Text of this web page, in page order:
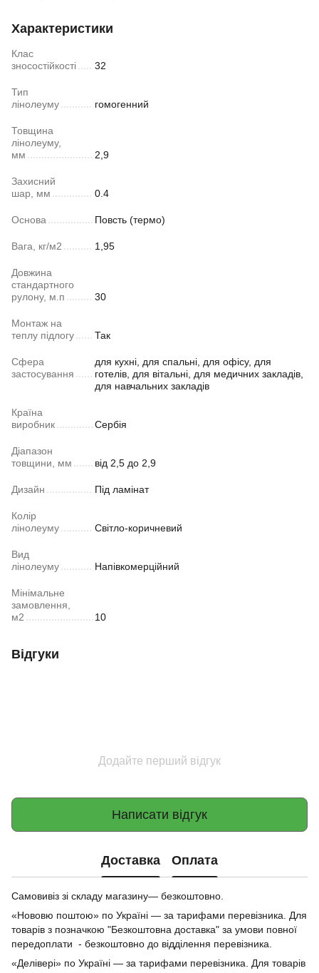
Характеристики
Клас
зносостійкості
32
Тип
лінолеуму
гомогенний
Товщина
лінолеуму,
мм
2,9
Захисний
шар, мм
0.4
Основа Повсть (термо)
Вага, кг/м2 1,95
Довжина
стандартного
рулону, м.п
30
Монтаж на
теплу підлогу
Так
Сфера
застосування
для кухні, для спальні, для офісу, для
готелів, для вітальні, для медичних закладів,
для навчальних закладів
Країна
виробник
Сербія
Діапазон
товщини, мм
від 2,5 до 2,9
Дизайн Під ламінат
Колір
лінолеуму
Світло-коричневий
Вид
лінолеуму
Напівкомерційний
Мінімальне
замовлення,
м2
10
Відгуки
Додайте перший відгук
Написати відгук
Доставка Оплата
Самовивіз зі складу магазину— безкоштовно.
«Нововю поштою» по Україні — за тарифами перевізника. Для
товарів з позначкою "Безкоштовна доставка" за умови повної
передоплати - безкоштовно до відділення перевізника.
«Делівері» по Україні — за тарифами перевізника. Для товарів